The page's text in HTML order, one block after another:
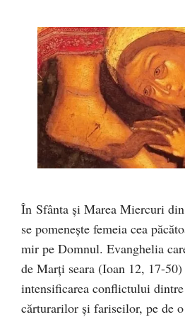
În Sfânta și Marea Miercuri
se pomenește femeia cea
mir pe Domnul. Evanghelia
de Marți seara (Ioan 12, 17-
intensificarea conflictului
cărturarilor și fariseilor, pe de